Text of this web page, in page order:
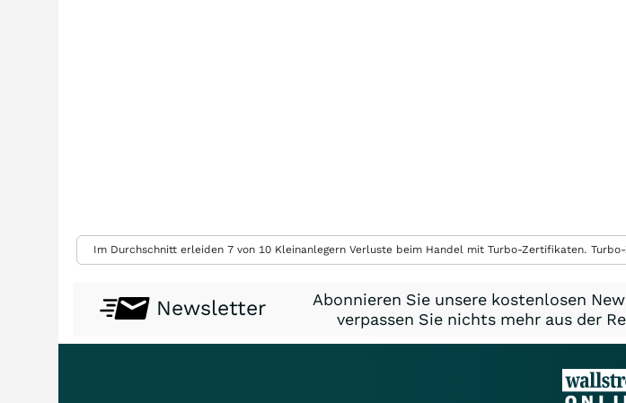
Im Durchschnitt erleiden 7 von 10 Kleinanlegern Verluste beim Handel mit Turbo-Zertifikaten.
Newsletter
Abonnieren Sie unsere kostenlosen
verpassen Sie nichts mehr aus der